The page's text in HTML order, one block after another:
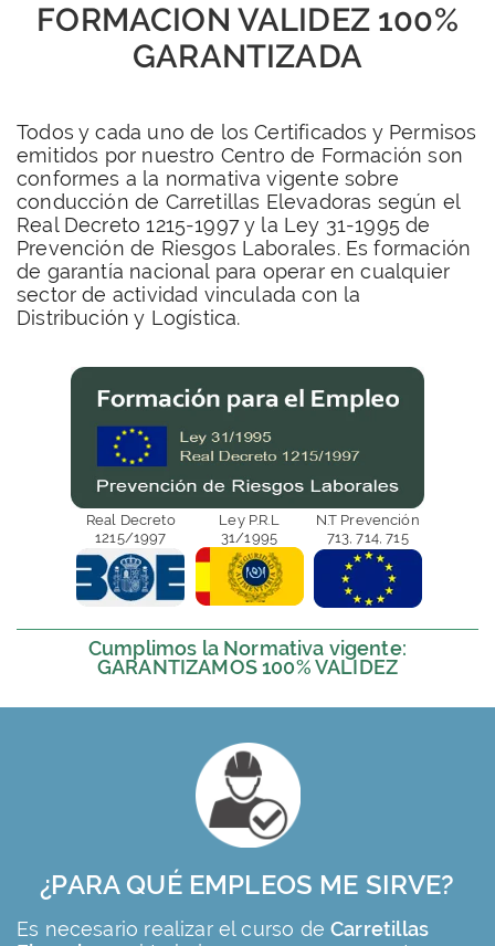
FORMACION VALIDEZ 100%
GARANTIZADA
Todos y cada uno de los Certificados y Permisos
emitidos por nuestro Centro de Formación son
conformes a la normativa vigente sobre
conducción de Carretillas Elevadoras según el
Real Decreto 1215-1997 y la Ley 31-1995 de
Prevención de Riesgos Laborales. Es formación
de garantía nacional para operar en cualquier
sector de actividad vinculada con la
Distribución y Logística.
Real Decreto
1215/1997
Ley P.R.L
31/1995
N.T Prevención
713, 714, 715
Cumplimos la Normativa vigente:
GARANTIZAMOS 100% VALIDEZ
¿PARA QUÉ EMPLEOS ME SIRVE?
Es necesario realizar el curso deCarretillas